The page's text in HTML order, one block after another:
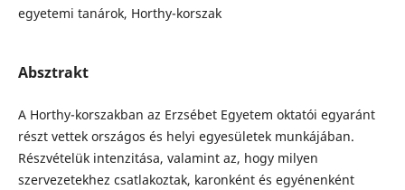
egyetemi tanárok, Horthy-korszak
Absztrakt
A Horthy-korszakban az Erzsébet Egyetem oktatói egyaránt
részt vettek országos és helyi egyesületek munkájában.
Részvételük intenzitása, valamint az, hogy milyen
szervezetekhez csatlakoztak, karonként és egyénenként